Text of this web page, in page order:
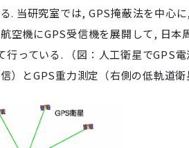
. 当研究室では, GPS掩蔽法を中心
空機にGPS受信機を展開して, 日
っている. （図：人工衛星でGPS
）とGPS重力測定（右側の低軌道衛